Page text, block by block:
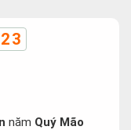
năm Quý Mão